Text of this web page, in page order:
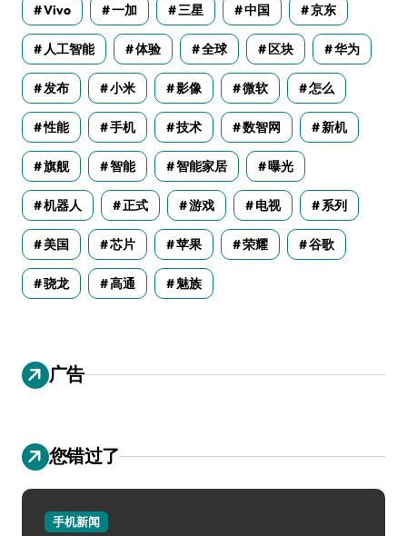
Vivo 一加 三星 中国 京东
人工智能 体验 全球 区块 华为
发布 小米 影像 微软 怎么
性能 手机 技术 数智网 新机
旗舰 智能 智能家居 曝光
机器人 正式 游戏 电视 系列
美国 芯片 苹果 荣耀 谷歌
骁龙 高通 魅族
广告
您错过了
手机新闻